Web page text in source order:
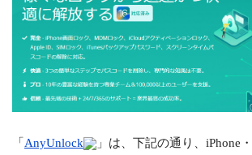
「AnyUnlock
」は、下記の通り、iPhone